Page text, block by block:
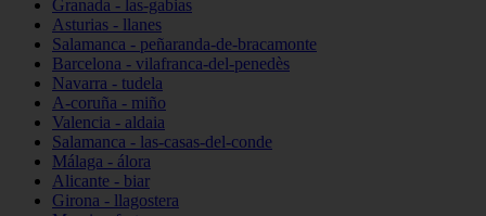
Granada - las-gabias
Asturias - llanes
Salamanca - peñaranda-de-bracamonte
Barcelona - vilafranca-del-penedès
Navarra - tudela
A-coruña - miño
Valencia - aldaia
Salamanca - las-casas-del-conde
Málaga - álora
Alicante - biar
Girona - llagostera